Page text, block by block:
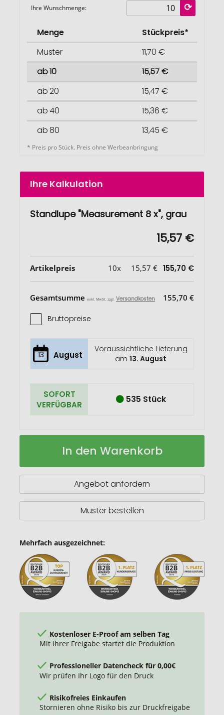
Ihre Wunschmenge:
Menge
Stückpreis*
Muster
11,70 €
ab 10
15,57 €
ab 20
15,47 €
ab 40
15,36 €
ab 80
13,45 €
* Preis pro Stück. Preis ohne Werbeanbringung
Ihre Kalkulation
Standlupe "Measurement 8 x", grau
15,57 €
Artikelpreis 10x 15,57 € 155,70 €
Gesamtsumme exkl. MwSt. zzgl. Versandkosten 155,70 €
Bruttopreise
13 August
Voraussichtliche Lieferung
am13. August
SOFORT
VERFÜGBAR
535 Stück
Standlupe
"Measurement
x"
Auf
In den Warenkorb
Angebot anfordern
Muster bestellen
Mehrfach ausgezeichnet:
Kostenloser E-Proof am selben Tag
Mit Ihrer Freigabe startet die Produktion
Professioneller Datencheck für 0,00€
Wir prüfen Ihr Logo für den Druck
Risikofreies Einkaufen
Stornieren ohne Risiko bis zur Druckfreigabe